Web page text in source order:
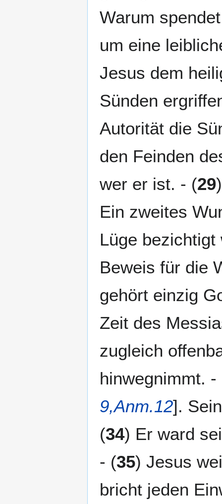
Warum
um eine
Jesus dem
Sünden
Autorität die
den Feinden
wer er ist. - (29
Ein zweites
Lüge
Beweis für die
gehört einzig
Zeit des
zugleich
hinwegnimmt. -
9,Anm.12].
(34) Er ward
- (35) Jesus
bricht jeden